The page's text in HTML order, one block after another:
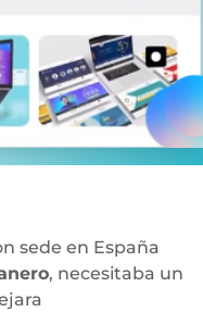
sede en España
, necesitaba un